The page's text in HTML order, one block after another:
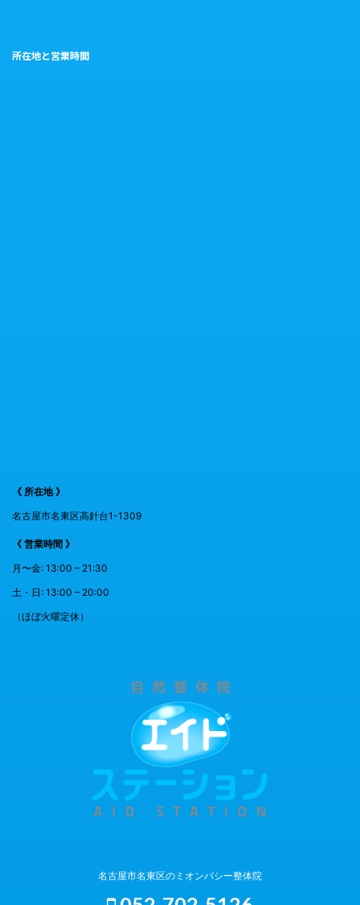
所在地と営業時間
《 所在地 》
名古屋市名東区高針台1-1309
《 営業時間 》
月〜金: 13:00 – 21:30
土・日: 13:00 – 20:00
（ほぼ火曜定休）
名古屋市名東区のミオンパシー整体院